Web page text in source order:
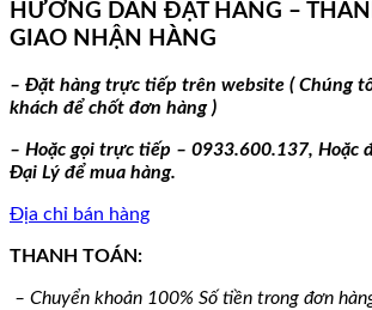
HƯỚNG DẪN ĐẶT HÀNG –
GIAO NHẬN HÀNG
– Đặt hàng trực tiếp trên website ( Chúng
khách để chốt đơn hàng )
– Hoặc gọi trực tiếp – 0933.600.137, Hoặc
Đại Lý để mua hàng.
Địa chỉ bán hàng
THANH TOÁN:
– Chuyển khoản 100% Số tiền trong đơn